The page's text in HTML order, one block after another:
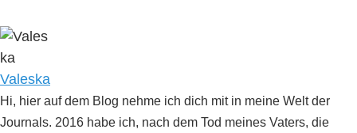
Posted by
Valeska
Hi, hier auf dem Blog nehme ich dich mit in meine Welt der
Journals. 2016 habe ich, nach dem Tod meines Vaters, die